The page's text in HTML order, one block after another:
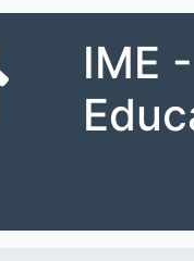
IME